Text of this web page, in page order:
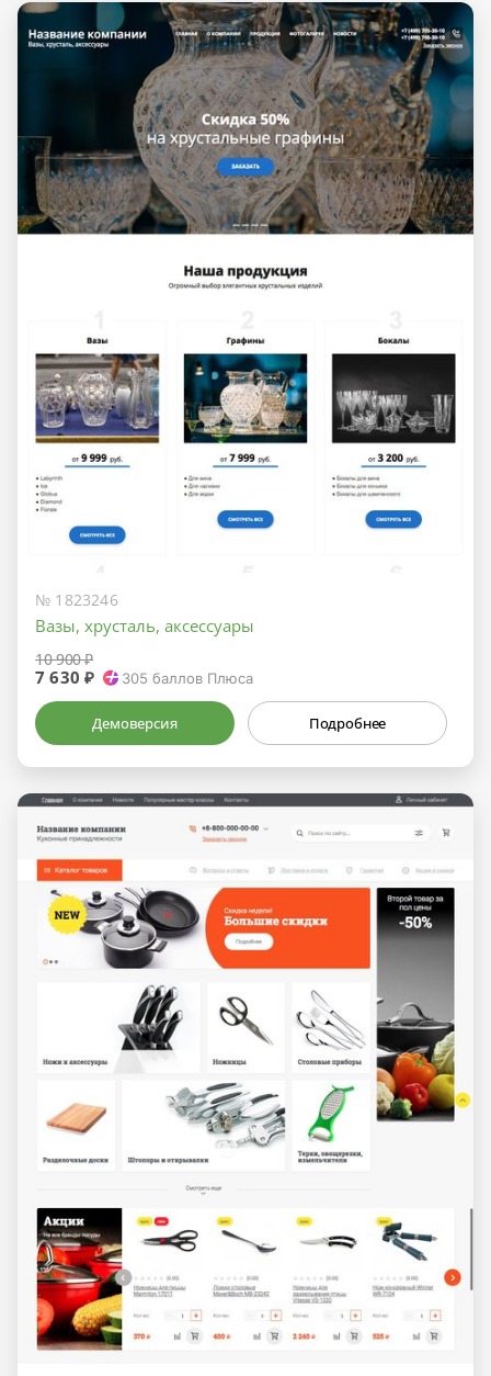
№ 1823246
Вазы, хрусталь, аксессуары
10 900 ₽
7 630 ₽ 305 баллов Плюса
Демоверсия Подробнее